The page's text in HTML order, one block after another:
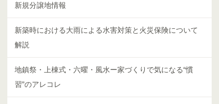
新規分譲地情報
新築時における大雨による水害対策と火災保険について
解説
地鎮祭・上棟式・六曜・風水ー家づくりで気になる“慣
習”のアレコレ